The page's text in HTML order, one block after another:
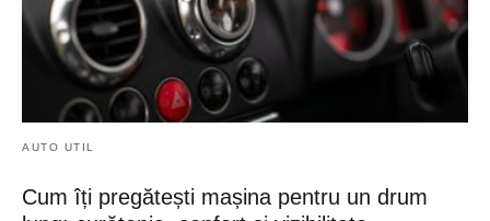
AUTO UTIL
Cum îți pregătești mașina pentru un drum